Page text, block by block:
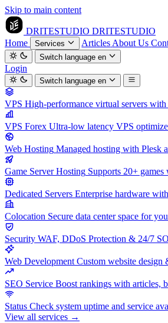
Skip to main content
DRITESTUDIO DRITESTUDIO
Home
Services Articles About Us
Switch languageen
Login
Switch languageen
VPS High-performance virtual servers
VPS Forex Ultra-low latency VPS
Web Hosting Managed hosting with Plesk
Game Server Hosting Supports 20+
Dedicated Servers Enterprise hardware
Colocation Secure data center space for
Security WAF, DDoS Protection & 24/7
Web Development Custom website
SEO Service Boost rankings with articles,
Status Check system uptime and service
View all services →